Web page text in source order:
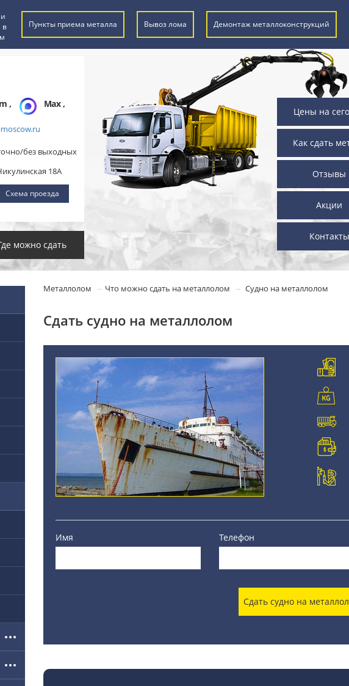
в
Пункты приема металла Вывоз лома Демонтаж металлоконструкций
, Max,
без выходных
18А
Схема проезда
можно сдать
Цены на
Как сдать
Отзывы
Акции
Контакты
Металлолом Что можно сдать на металлолом Судно на металлолом
Сдать судно на металлолом
Имя Телефон
Сдать судно на